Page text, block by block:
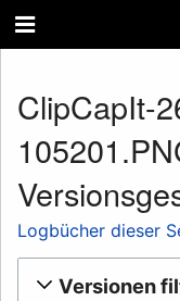
ClipCapIt-
Logbücher dieser
Versionen